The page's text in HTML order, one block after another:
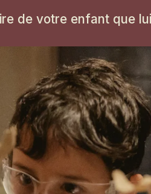
de votre enfant que